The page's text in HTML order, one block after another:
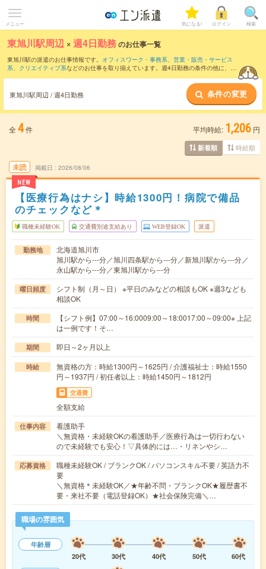
メニュー 気になる! ログイン 検索
東旭川駅周辺 ×週4日勤務のお仕事一覧
東旭川駅の派遣のお仕事情報です。 オフィスワーク・事務系、 営業・販売・サービス
系、 クリエイティブ系などのお仕事を取り揃えています。週4日勤務の条件の他に、 交
東旭川駅周辺 / 週4日勤務 条件の変更
全 4件 平均時給: 1,206 円
新着順 時給順
未読
NEW
掲載日 2026/08/06
【医療行為はナシ】時給1300円！病院で備品
のチェックなど＊
職種未経験OK 交通費別途支給あり WEB登録OK 派遣
勤務地
北海道旭川市
旭川駅から---分／旭川四条駅から---分／新旭川駅から---分／
永山駅から---分／東旭川駅から---分
曜日頻度
シフト制（月～日） ※平日のみなどの相談もOK ※週3なども
相談OK
時間
【シフト例】07:00～16:0009:00～18:0017:00～09:00※ 上記
は一例です！そ…
期間 即日～2ヶ月以上
時給
無資格の方：時給1300円～1625円 / 介護福祉士：時給1550
円～1937円 / 初任者以上：時給1450円～1812円
交通費
全額支給
仕事内容
看護助手
＼無資格・未経験OKの看護助手／医療行為は一切行わない
ので未経験でも安心！▽具体的には…・リネンやシ…
応募資格
職種未経験OK / ブランクOK / パソコンスキル不要 / 英語力不
要
＼無資格＊未経験OK／★年齢不問・ブランクOK★履歴書不
要・来社不要（電話登録OK）★社会保険完備＼…
職場の雰囲気
年齢層
20代
30代 40代 50代
60代